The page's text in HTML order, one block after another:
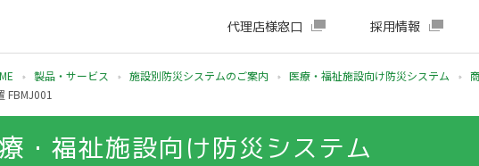
代理店様窓口 採用情報
製品・サービス 施設別防災システムのご案内 医療・福祉施設向け防災システム
FBMJ001
・福祉施設向け防災システム